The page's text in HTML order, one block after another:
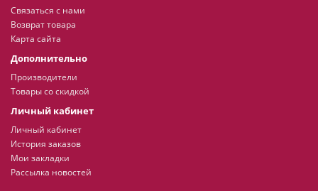
Связаться с нами
Возврат товара
Карта сайта
Дополнительно
Производители
Товары со скидкой
Личный кабинет
Личный кабинет
История заказов
Мои закладки
Рассылка новостей